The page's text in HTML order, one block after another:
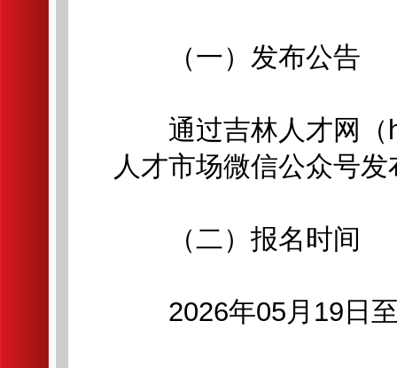
（一）发布公告
通过吉林人才网（
人才市场微信公众号
（二）报名时间
2026年05月19日至